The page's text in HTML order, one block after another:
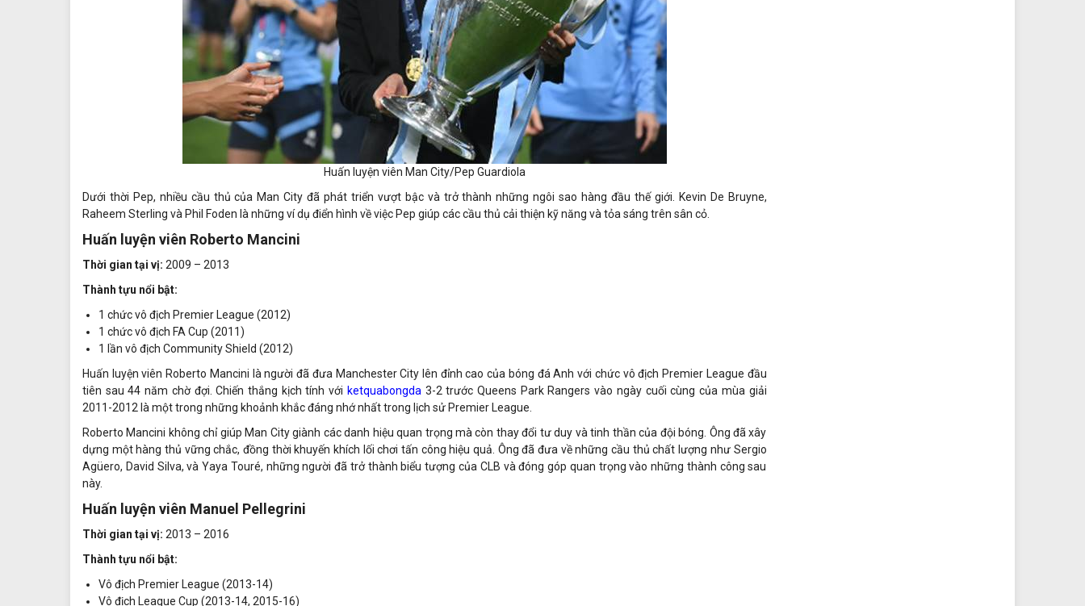
Huấn luyện viên Man City/Pep Guardiola
Dưới thời Pep, nhiều cầu thủ của Man City đã phát triển vượt bậc và trở thành những ngôi sao hàng đầu thế giới. Kevin De Bruyne,
Raheem Sterling và Phil Foden là những ví dụ điển hình về việc Pep giúp các cầu thủ cải thiện kỹ năng và tỏa sáng trên sân cỏ.
Huấn luyện viên Roberto Mancini
Thời gian tại vị: 2009 – 2013
Thành tựu nổi bật:
1 chức vô địch Premier League (2012)
1 chức vô địch FA Cup (2011)
1 lần vô địch Community Shield (2012)
Huấn luyện viên Roberto Mancini là người đã đưa Manchester City lên đỉnh cao của bóng đá Anh với chức vô địch Premier League đầu
tiên sau 44 năm chờ đợi. Chiến thắng kịch tính với ketquabongda 3-2 trước Queens Park Rangers vào ngày cuối cùng của mùa giải
2011-2012 là một trong những khoảnh khắc đáng nhớ nhất trong lịch sử Premier League.
Roberto Mancini không chỉ giúp Man City giành các danh hiệu quan trọng mà còn thay đổi tư duy và tinh thần của đội bóng. Ông đã xây
dựng một hàng thủ vững chắc, đồng thời khuyến khích lối chơi tấn công hiệu quả. Ông đã đưa về những cầu thủ chất lượng như Sergio
Agüero, David Silva, và Yaya Touré, những người đã trở thành biểu tượng của CLB và đóng góp quan trọng vào những thành công sau
này.
Huấn luyện viên Manuel Pellegrini
Thời gian tại vị: 2013 – 2016
Thành tựu nổi bật:
Vô địch Premier League (2013-14)
Vô địch League Cup (2013-14, 2015-16)